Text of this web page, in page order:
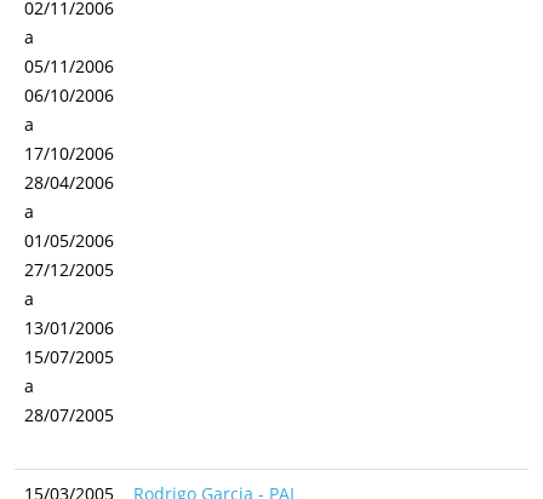
02/11/2006
a
05/11/2006
06/10/2006
a
17/10/2006
28/04/2006
a
01/05/2006
27/12/2005
a
13/01/2006
15/07/2005
a
28/07/2005
15/03/2005
Rodrigo Garcia - PAL